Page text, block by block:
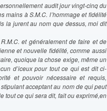
audit jour vingt-cinq du
mains à S.M.C. l’hommage et fidélité
la jurent au nom que dessus, moi dit
et généralement de faire et de
et nouvelle fidélité, comme aussi
quoique la chose exige, même un
d’iceux pour tout ce qui est dit ci-
et pouvoir nécessaire et requis,
acceptant au nom de qui peut
tout ce qui sera dit, fait ou exprimé,en